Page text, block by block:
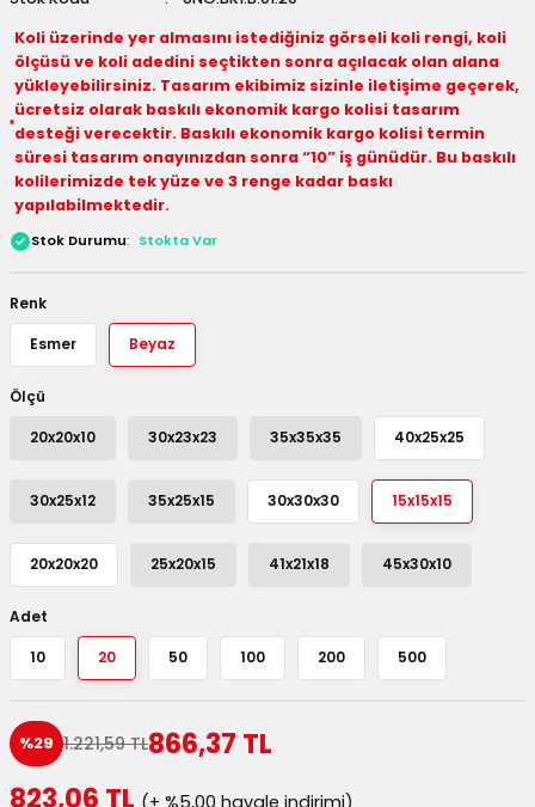
Kutuları
Kutuları
Kutular
ve Koliler
Koli üzerinde yer almasını istediğiniz görseli koli rengi, koli
ölçüsü ve koli adedini seçtikten sonra açılacak olan alana
yükleyebilirsiniz. Tasarım ekibimiz sizinle iletişime geçerek,
ücretsiz olarak baskılı ekonomik kargo kolisi tasarım
desteği verecektir. Baskılı ekonomik kargo kolisi termin
süresi tasarım onayınızdan sonra “10” iş günüdür. Bu baskılı
kolilerimizde tek yüze ve 3 renge kadar baskı
yapılabilmektedir.
Stok Durumu Stokta Var
Renk
Esmer Beyaz
Ölçü
20x20x10 30x23x23 35x35x35 40x25x25
30x25x12 35x25x15 30x30x30 15x15x15
20x20x20 25x20x15 41x21x18 45x30x10
Adet
10 20 50 100 200 500
%29 1.221,59 TL866,37 TL
823,06 TL (+ %5,00 havale indirimi)